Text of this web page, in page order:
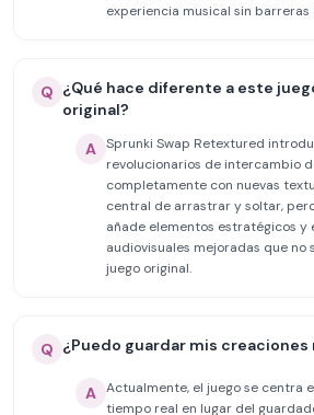
experiencia musical sin barreras
Q ¿Qué hace diferente a este
original?
A Sprunki Swap Retextured
revolucionarios de intercambio
completamente con nuevas
central de arrastrar y soltar,
añade elementos estratégicos y
audiovisuales mejoradas que no
juego original.
Q ¿Puedo guardar mis creaciones
A Actualmente, el juego se centra
tiempo real en lugar del